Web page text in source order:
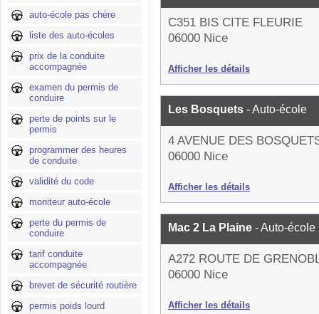
auto-école pas chère
liste des auto-écoles
prix de la conduite
accompagnée
examen du permis de
conduire
perte de points sur le
permis
programmer des heures
de conduite
validité du code
moniteur auto-école
perte du permis de
conduire
tarif conduite
accompagnée
brevet de sécurité routière
permis poids lourd
C351 BIS CITE FLEURIE
06000 Nice
Afficher les détails
Les Bosquets - Auto-école
4 AVENUE DES
06000 Nice
Afficher les détails
Mac 2 La Plaine - Auto-école
A272 ROUTE DE
06000 Nice
Afficher les détails